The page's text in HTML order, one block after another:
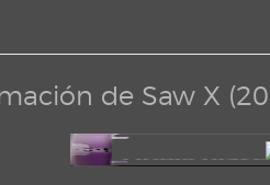
de Saw X